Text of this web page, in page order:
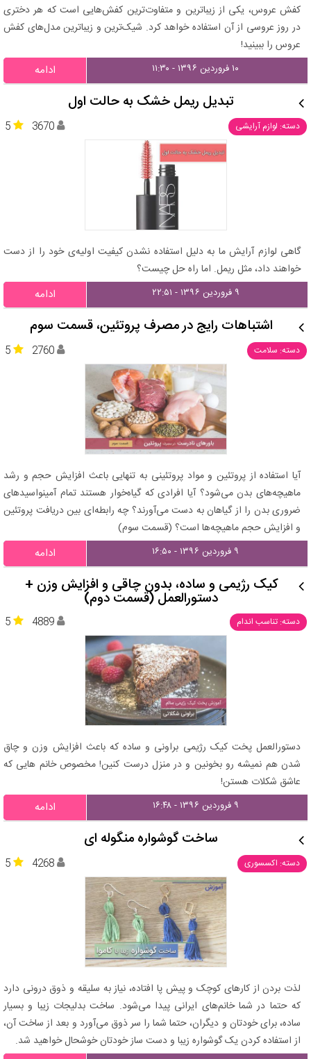
کفش عروس، یکی از زیباترین و متفاوت‌ترین کفش‌هایی است که هر دختری
در روز عروسی از آن استفاده خواهد کرد. شیک‌ترین و زیباترین مدل‌های کفش
عروس را ببینید!
۱۰ فروردین ۱۳۹۶ - ۱۱:۳۰ ادامه
تبدیل ریمل خشک به حالت اول
دسته: لوازم آرایشی 5 3670
گاهی لوازم آرایش ما به دلیل استفاده نشدن کیفیت اولیه‌ی خود را از دست
خواهند داد، مثل ریمل. اما راه حل چیست؟
۹ فروردین ۱۳۹۶ - ۲۲:۵۱ ادامه
اشتباهات رایج در مصرف پروتئین، قسمت سوم
دسته: سلامت 5 2760
آیا استفاده از پروتئین و مواد پروتئینی به تنهایی باعث افزایش حجم و رشد
ماهیچه‌های بدن می‌شود؟ آیا افرادی که گیاه‌خوار هستند تمام آمینواسیدهای
ضروری بدن را از گیاهان به دست می‌آورند؟ چه رابطه‌ای بین دریافت پروتئین
و افزایش حجم ماهیچه‌ها است؟ (قسمت سوم)
۹ فروردین ۱۳۹۶ - ۱۶:۵۰ ادامه
کیک رژیمی و ساده، بدون چاقی و افزایش وزن +
دستورالعمل (قسمت دوم)
دسته: تناسب اندام 5 4889
دستورالعمل پخت کیک رژیمی براونی و ساده که باعث افزایش وزن و چاق
شدن هم نمیشه رو بخونین و در منزل درست کنین! مخصوص خانم هایی که
عاشق شکلات هستن!
۹ فروردین ۱۳۹۶ - ۱۶:۴۸ ادامه
ساخت گوشواره منگوله ای
دسته: اکسسوری 5 4268
لذت بردن از کارهای کوچک و پیش پا افتاده، نیاز به سلیقه و ذوق درونی دارد
که حتما در شما خانم‌های ایرانی پیدا می‌شود. ساخت بدلیجات زیبا و بسیار
ساده، برای خودتان و دیگران، حتما شما را سر ذوق می‌آورد و بعد از ساخت آن،
از استفاده کردن یک گوشواره زیبا و دست ساز خودتان خوشحال خواهید شد.